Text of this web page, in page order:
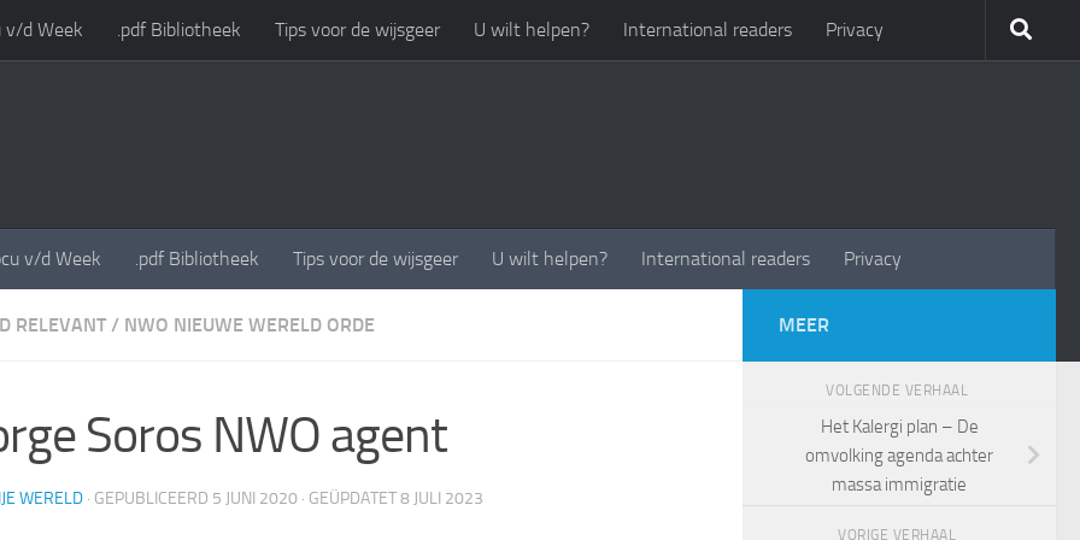
v/d Week .pdf Bibliotheek Tips voor de wijsgeer U wilt helpen? International readers Privacy
v/d Week .pdf Bibliotheek Tips voor de wijsgeer U wilt helpen? International readers Privacy
RELEVANT / NWO NIEUWE WERELD ORDE
Soros NWO agent
WERELD · GEPUBLICEERD 5 JUNI 2020 · GEÜPDATET8 JULI 2023
MEER
VOLGENDE VERHAAL
Het Kalergi plan – De
omvolking agenda achter
massa immigratie
VORIGE VERHAAL